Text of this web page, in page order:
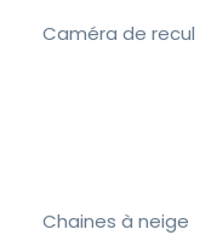
Caméra de recul
Chaines à neige